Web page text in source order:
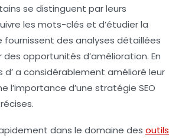
se distinguent par leurs
les mots-clés et d’étudier la
fournissent des analyses détaillées
opportunités d’amélioration. En
d’a considérablement amélioré leur
l’importance d’une stratégie SEO
dans le domaine des outils